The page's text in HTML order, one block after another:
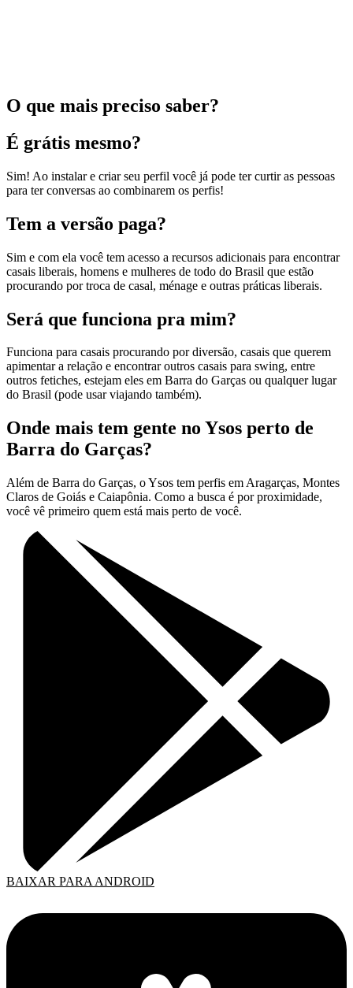
O que mais preciso saber?
É grátis mesmo?
Sim! Ao instalar e criar seu perfil você já pode ter curtir as pessoas
para ter conversas ao combinarem os perfis!
Tem a versão paga?
Sim e com ela você tem acesso a recursos adicionais para encontrar
casais liberais, homens e mulheres de todo do Brasil que estão
procurando por troca de casal, ménage e outras práticas liberais.
Será que funciona pra mim?
Funciona para casais procurando por diversão, casais que querem
apimentar a relação e encontrar outros casais para swing, entre
outros fetiches, estejam eles em Barra do Garças ou qualquer lugar
do Brasil (pode usar viajando também).
Onde mais tem gente no Ysos perto de
Barra do Garças?
Além de Barra do Garças, o Ysos tem perfis em Aragarças, Montes
Claros de Goiás e Caiapônia. Como a busca é por proximidade,
você vê primeiro quem está mais perto de você.
BAIXAR PARA ANDROID